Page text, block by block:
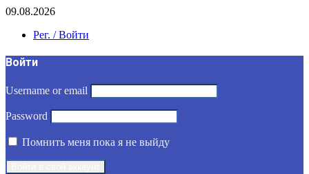
09.08.2026
Рег. / Войти
Войти
Username or email
Password
Помнить меня пока я не выйду